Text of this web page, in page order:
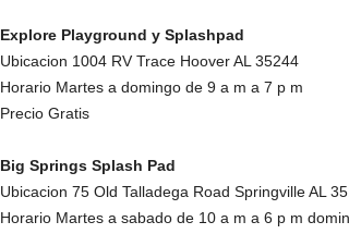
Explore Playground y Splashpad
Ubicacion 1004 RV Trace Hoover AL 35244
Horario Martes a domingo de 9 a m a 7 p m
Precio Gratis
Big Springs Splash Pad
Ubicacion 75 Old Talladega Road Springville AL
Horario Martes a sabado de 10 a m a 6 p m